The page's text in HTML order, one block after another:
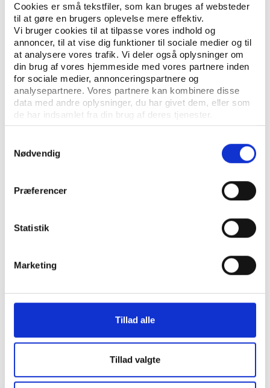
Cookies er små tekstfiler, som kan bruges af websteder
til at gøre en brugers oplevelse mere effektiv.
Vi bruger cookies til at tilpasse vores indhold og
annoncer, til at vise dig funktioner til sociale medier og til
at analysere vores trafik. Vi deler også oplysninger om
din brug af vores hjemmeside med vores partnere inden
for sociale medier, annonceringspartnere og
analysepartnere. Vores partnere kan kombinere disse
data med andre oplysninger, du har givet dem, eller som
de har indsamlet fra din brug af deres tjenester.
Nødvendig
Præferencer
Statistik
Marketing
Tillad alle
Tillad valgte
Se også
Indsatsen mod motionsdoping i kommercielle
mærkningsordningen